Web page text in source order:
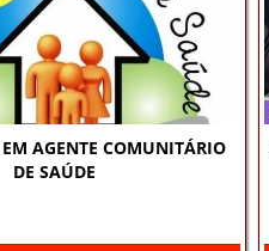
AGENTE COMUNITÁRIO
DE SAÚDE